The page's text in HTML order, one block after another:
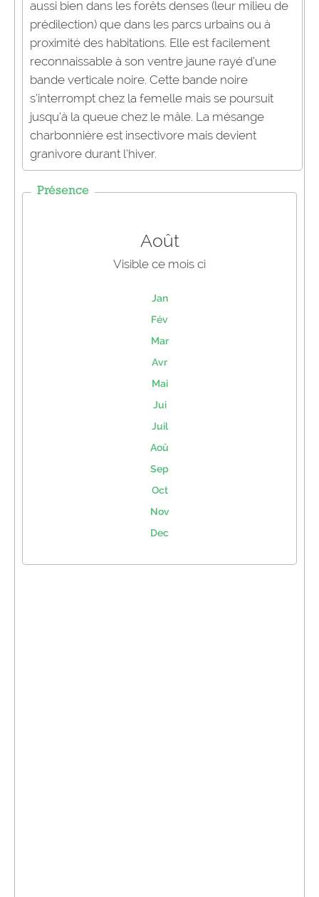
aussi bien dans les forêts denses (leur milieu de
prédilection) que dans les parcs urbains ou à
proximité des habitations. Elle est facilement
reconnaissable à son ventre jaune rayé d’une
bande verticale noire. Cette bande noire
s’interrompt chez la femelle mais se poursuit
jusqu’à la queue chez le mâle. La mésange
charbonnière est insectivore mais devient
granivore durant l’hiver.
Présence
Août
Visible ce mois ci
Jan
Fév
Mar
Avr
Mai
Jui
Juil
Aoû
Sep
Oct
Nov
Dec